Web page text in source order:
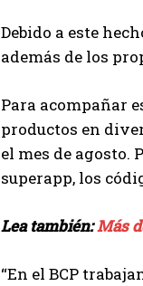
Debido a este
además de los
Para acompañar
productos en
el mes de agosto.
superapp, los
Lea también:Más
“En el BCP